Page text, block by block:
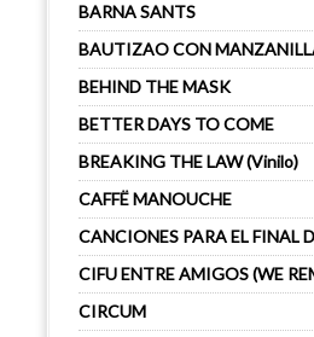
BARNA SANTS
BAUTIZAO CON
BEHIND THE MASK
BETTER DAYS TO COME
BREAKING THE LAW (Vinilo)
CAFFË MANOUCHE
CANCIONES PARA EL FINAL
CIFU ENTRE AMIGOS (WE
CIRCUM